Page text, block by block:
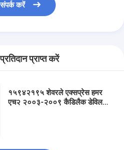
करें
प्राप्त करें
१५९४२१९५ शेवरले एक्सप्रेस हमर
एच२ २००३-२००९ कैडिलैक डेविल